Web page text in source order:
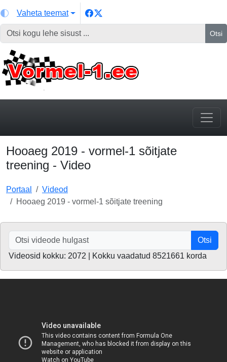
Vaheta teemat
Otsi
Hooaeg 2019 - vormel-1 sõitjate
treening - Video
Portaal
Videod
Hooaeg 2019 - vormel-1 sõitjate treening
Otsi
Videosid kokku: 2072 | Kokku vaadatud 8521661 korda